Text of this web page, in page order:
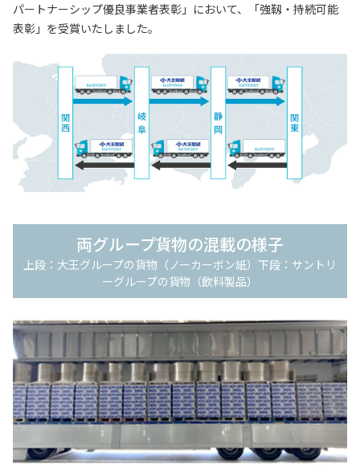
パートナーシップ優良事業者表彰」において、「強靱・持続可能
表彰」を受賞いたしました。
両グループ貨物の混載の様子
上段：大王グループの貨物（ノーカーボン紙）下段：サントリ
ーグループの貨物（飲料製品）